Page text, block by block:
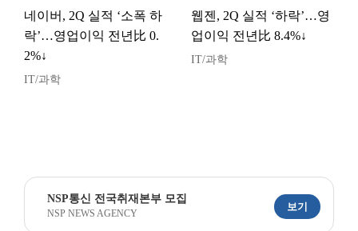
네이버, 2Q 실적 ‘소폭 하
락’…영업이익 전년比 0.
2%↓
IT/과학
웹젠, 2Q 실적 ‘하락’…영
업이익 전년比 8.4%↓
IT/과학
NSP통신 전국취재본부 모집
NSP NEWS AGENCY
보기